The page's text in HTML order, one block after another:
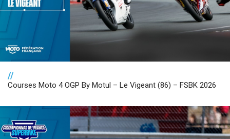
//
Courses Moto 4 OGP By Motul – Le Vigeant (86) – FSBK 2026